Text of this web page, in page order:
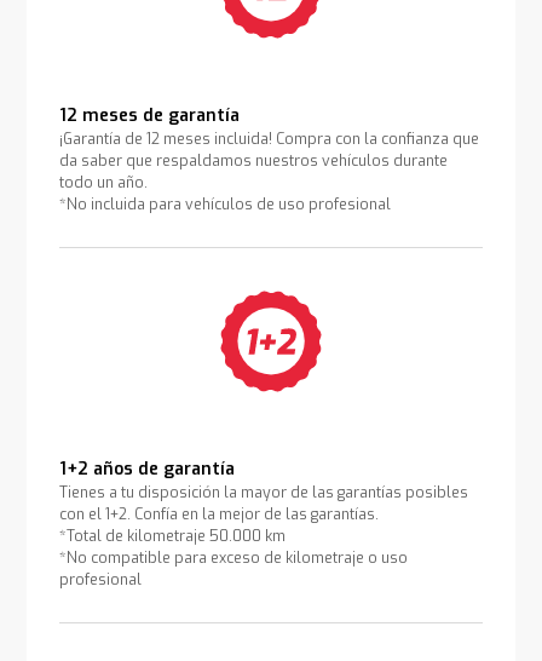
12 meses de garantía
¡Garantía de 12 meses incluida! Compra con la confianza que
da saber que respaldamos nuestros vehículos durante
todo un año.
*No incluida para vehículos de uso profesional
1+2 años de garantía
Tienes a tu disposición la mayor de las garantías posibles
con el 1+2. Confía en la mejor de las garantías.
*Total de kilometraje 50.000 km
*No compatible para exceso de kilometraje o uso
profesional